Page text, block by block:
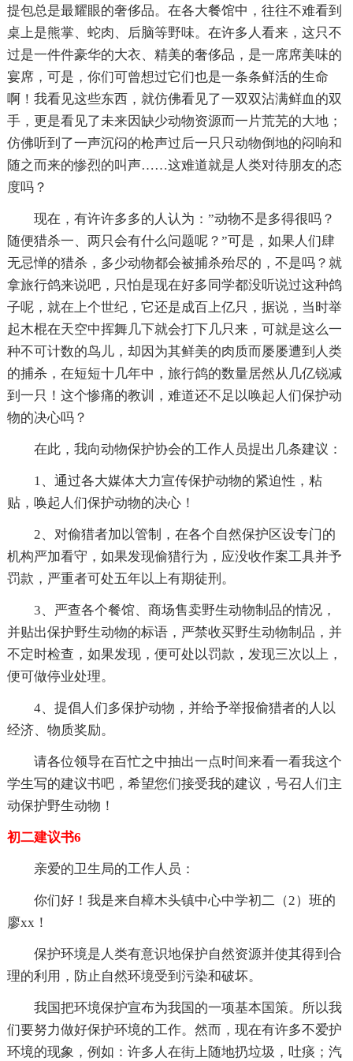
提包总是最耀眼的奢侈品。在各大餐馆中，往往不难看到
桌上是熊掌、蛇肉、后脑等野味。在许多人看来，这只不
过是一件件豪华的大衣、精美的奢侈品，是一席席美味的
宴席，可是，你们可曾想过它们也是一条条鲜活的生命
啊！我看见这些东西，就仿佛看见了一双双沾满鲜血的双
手，更是看见了未来因缺少动物资源而一片荒芜的大地；
仿佛听到了一声沉闷的枪声过后一只只动物倒地的闷响和
随之而来的惨烈的叫声……这难道就是人类对待朋友的态
度吗？
现在，有许许多多的人认为：”动物不是多得很吗？
随便猎杀一、两只会有什么问题呢？”可是，如果人们肆
无忌惮的猎杀，多少动物都会被捕杀殆尽的，不是吗？就
拿旅行鸽来说吧，只怕是现在好多同学都没听说过这种鸽
子呢，就在上个世纪，它还是成百上亿只，据说，当时举
起木棍在天空中挥舞几下就会打下几只来，可就是这么一
种不可计数的鸟儿，却因为其鲜美的肉质而屡屡遭到人类
的捕杀，在短短十几年中，旅行鸽的数量居然从几亿锐减
到一只！这个惨痛的教训，难道还不足以唤起人们保护动
物的决心吗？
在此，我向动物保护协会的工作人员提出几条建议：
1、通过各大媒体大力宣传保护动物的紧迫性，粘
贴，唤起人们保护动物的决心！
2、对偷猎者加以管制，在各个自然保护区设专门的
机构严加看守，如果发现偷猎行为，应没收作案工具并予
罚款，严重者可处五年以上有期徒刑。
3、严查各个餐馆、商场售卖野生动物制品的情况，
并贴出保护野生动物的标语，严禁收买野生动物制品，并
不定时检查，如果发现，便可处以罚款，发现三次以上，
便可做停业处理。
4、提倡人们多保护动物，并给予举报偷猎者的人以
经济、物质奖励。
请各位领导在百忙之中抽出一点时间来看一看我这个
学生写的建议书吧，希望您们接受我的建议，号召人们主
动保护野生动物！
初二建议书6
亲爱的卫生局的工作人员：
你们好！我是来自樟木头镇中心中学初二（2）班的
廖xx！
保护环境是人类有意识地保护自然资源并使其得到合
理的利用，防止自然环境受到污染和破坏。
我国把环境保护宣布为我国的一项基本国策。所以我
们要努力做好保护环境的工作。然而，现在有许多不爱护
环境的现象，例如：许多人在街上随地扔垃圾，吐痰；汽